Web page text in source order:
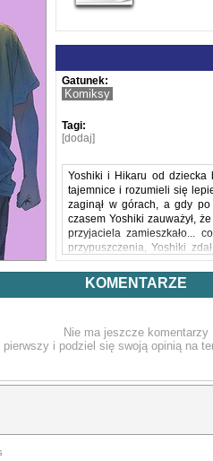
Gatunek:
Komiksy
Tagi:
[dodaj]
Yoshiki i Hikaru od dziecka
tajemnice i rozumieli się
zaginął w górach, a gdy
czasem Yoshiki zauważył,
przyjaciela zamieszkało...
przypuszczenia, Yoshiki
dobra musi dalej trwać u
wiosce zaczyna dochodzić
KOMENTARZE
Nie ma jeszcze komentarzy
pierwszy i podziel się swoją opinią na